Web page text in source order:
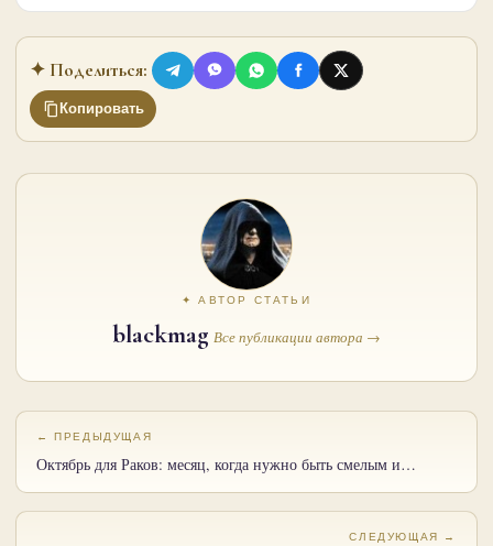
✦ Поделиться:
Копировать
✦ АВТОР СТАТЬИ
blackmag Все публикации автора →
← ПРЕДЫДУЩАЯ
Октябрь для Раков: месяц, когда нужно быть смелым и…
СЛЕДУЮЩАЯ →